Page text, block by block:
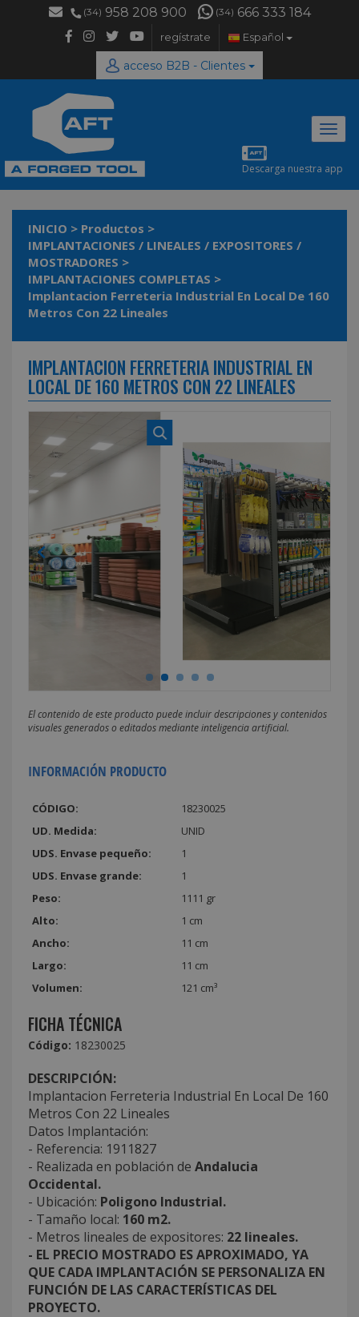
(34) 958 208 900 (34) 666 333 184
regístrate Español
acceso B2B - Clientes
Descarga nuestra app
INICIO > Productos >
IMPLANTACIONES / LINEALES / EXPOSITORES /
MOSTRADORES >
IMPLANTACIONES COMPLETAS >
Implantacion Ferreteria Industrial En Local De 160
Metros Con 22 Lineales
IMPLANTACION FERRETERIA INDUSTRIAL EN
LOCAL DE 160 METROS CON 22 LINEALES
El contenido de este producto puede incluir descripciones y contenidos
visuales generados o editados mediante inteligencia artificial.
INFORMACIÓN PRODUCTO
CÓDIGO:
18230025
UD. Medida:
UNID
UDS. Envase pequeño:
1
UDS. Envase grande:
1
Peso:
1111 gr
Alto:
1 cm
Ancho:
11 cm
Largo:
11 cm
Volumen:
121 cm³
FICHA TÉCNICA
Código: 18230025
DESCRIPCIÓN:
Implantacion Ferreteria Industrial En Local De 160
Metros Con 22 Lineales
Datos Implantación:
- Referencia: 1911827
- Realizada en población de Andalucia
Occidental.
- Ubicación: Poligono Industrial.
- Tamaño local: 160 m2.
- Metros lineales de expositores: 22 lineales.
- EL PRECIO MOSTRADO ES APROXIMADO, YA
QUE CADA IMPLANTACIÓN SE PERSONALIZA EN
FUNCIÓN DE LAS CARACTERÍSTICAS DEL
PROYECTO.